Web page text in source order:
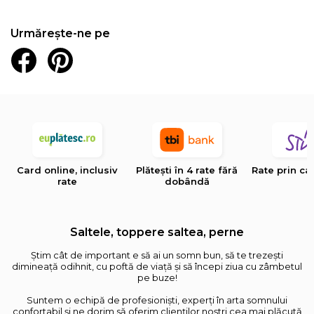
Urmărește-ne pe
Card online, inclusiv
rate
Plătești în 4 rate fără
dobândă
Rate prin
Saltele, toppere saltea, perne
Știm cât de important e să ai un somn bun, să te trezești
dimineață odihnit, cu poftă de viață și să începi ziua cu zâmbetul
pe buze!
Suntem o echipă de profesioniști, experți în arta somnului
confortabil și ne dorim să oferim clienților noștri cea mai plăcută